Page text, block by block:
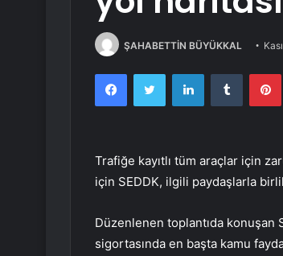
ŞAHABETTİN BÜYÜKKAL
FacebookTwitter LinkedInTumblr
Trafiğe kayıtlı tüm araçlar için
için SEDDK, ilgili paydaşlarla
Düzenlenen toplantıda konuşan
sigortasında en başta kamu